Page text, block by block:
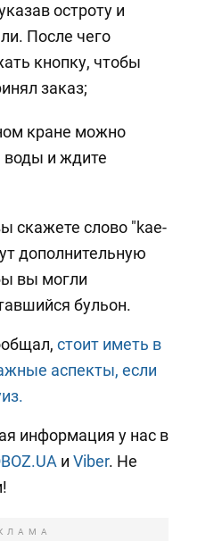
остроту и
После чего
кнопку, чтобы
заказ;
кране можно
воды и ждите
скажете слово "kae-
дополнительную
вы могли
бульон.
стоит иметь в
аспекты, если
информация у нас в
и Viber. Не